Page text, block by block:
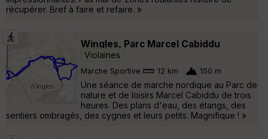
récupérer. Bref à faire et refaire. »
Wingles, Parc Marcel Cabiddu
Violaines
Marche Sportive 12 km 150 m
Une séance de marche nordique au Parc de
nature et de loisirs Marcel Cabiddu de trois
heures. Des plans d'eau, des étangs, des
sentiers ombragés, des cygnes et leurs petits. Magnifique ! »